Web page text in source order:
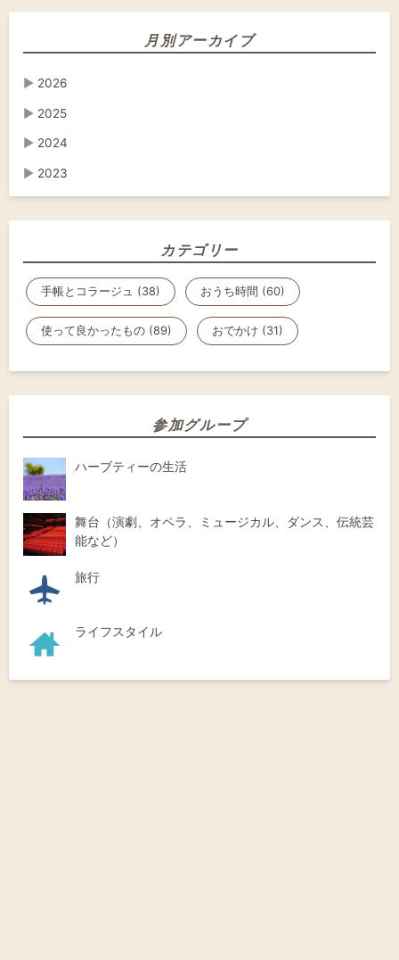
月別アーカイブ
▶ 2026
▶ 2025
▶ 2024
▶ 2023
カテゴリー
手帳とコラージュ (38) おうち時間 (60)
使って良かったもの (89) おでかけ (31)
参加グループ
ハーブティーの生活
舞台（演劇、オペラ、ミュージカル、ダンス、伝統芸
能など）
旅行
ライフスタイル